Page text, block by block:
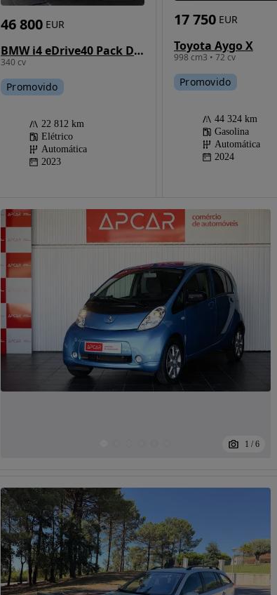
Possibilidade de
financiamento
BMW i4 eDrive40 Pack Desportivo M Pro
340 cv
46 800 EUR
Promovido
22 812 km
Elétrico
Automática
2023
Toyota Aygo X
998 cm3 • 72 cv
17 750 EUR
Promovido
44 324 km
Gasolina
Automática
2024
1 / 6